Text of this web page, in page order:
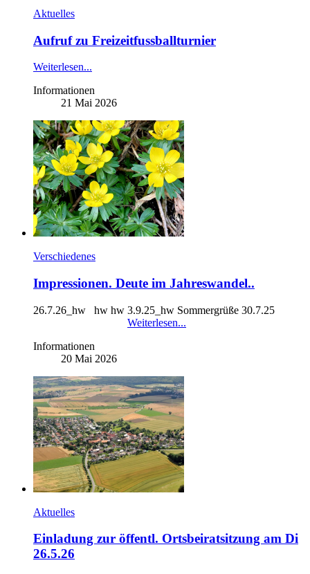
Aktuelles
Aufruf zu Freizeitfussballturnier
Weiterlesen...
Informationen
21 Mai 2026
Verschiedenes
Impressionen. Deute im Jahreswandel..
26.7.26_hw hw hw 3.9.25_hw Sommergrüße 30.7.25
Weiterlesen...
Informationen
20 Mai 2026
Aktuelles
Einladung zur öffentl. Ortsbeiratsitzung am Di
26.5.26